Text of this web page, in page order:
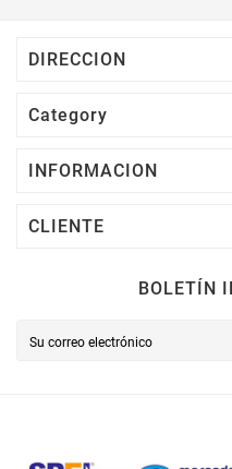
DIRECCION
Category
INFORMACION
CLIENTE
BOLETÍN